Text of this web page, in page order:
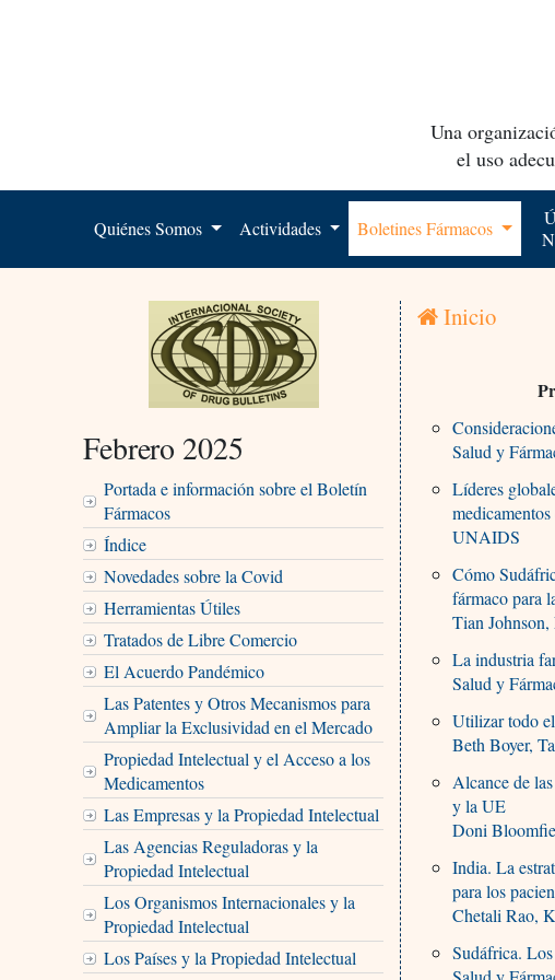
Una
el uso
Quiénes Somos Actividades Boletines Fármacos
Febrero 2025
Portada e información sobre el Boletín
Fármacos
Índice
Novedades sobre la Covid
Herramientas Útiles
Tratados de Libre Comercio
El Acuerdo Pandémico
Las Patentes y Otros Mecanismos para
Ampliar la Exclusividad en el Mercado
Propiedad Intelectual y el Acceso a los
Medicamentos
Las Empresas y la Propiedad Intelectual
Las Agencias Reguladoras y la
Propiedad Intelectual
Los Organismos Internacionales y la
Propiedad Intelectual
Los Países y la Propiedad Intelectual
Inicio
Salud y
Líderes
UNAIDS
Cómo
fármaco para
Tian Johnson,
La industria
Salud y
Utilizar todo
Beth Boyer,
Alcance de
y la UE
Doni
India. La
para los
Chetali Rao,
Sudáfrica.